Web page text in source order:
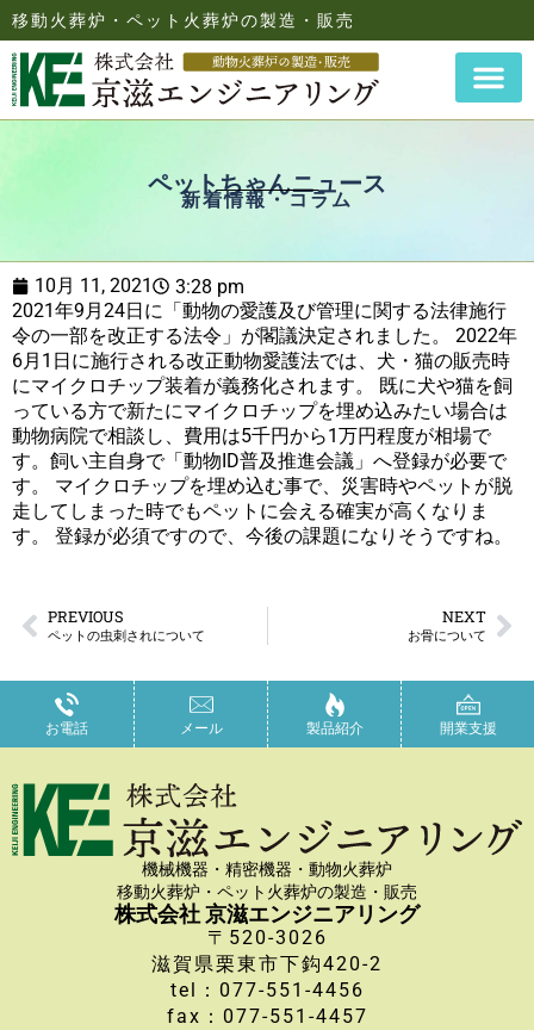
移動火葬炉・ペット火葬炉の製造・販売
ペットちゃんニュース
新着情報・コラム
10月 11, 2021
3:28 pm
2021年9月24日に「動物の愛護及び管理に関する法律施行
令の一部を改正する法令」が閣議決定されました。 2022年
6月1日に施行される改正動物愛護法では、犬・猫の販売時
にマイクロチップ装着が義務化されます。 既に犬や猫を飼
っている方で新たにマイクロチップを埋め込みたい場合は
動物病院で相談し、費用は5千円から1万円程度が相場で
す。飼い主自身で「動物ID普及推進会議」へ登録が必要で
す。 マイクロチップを埋め込む事で、災害時やペットが脱
走してしまった時でもペットに会える確実が高くなりま
す。 登録が必須ですので、今後の課題になりそうですね。
PREVIOUS
ペットの虫刺されについて
NEXT
お骨について
お電話 メール 製品紹介 開業支援
機械機器・精密機器・動物火葬炉
移動火葬炉・ペット火葬炉の製造・販売
株式会社 京滋エンジニアリング
〒520-3026
滋賀県栗東市下鈎420-2
tel：077-551-4456
fax：077-551-4457